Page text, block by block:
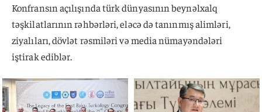
Konfransın açılışında türk dünyasının beynəlxalq
təşkilatlarının rəhbərləri, eləcə də tanınmış alimləri,
ziyalıları, dövlət rəsmiləri və media nümayəndələri
iştirak ediblər.